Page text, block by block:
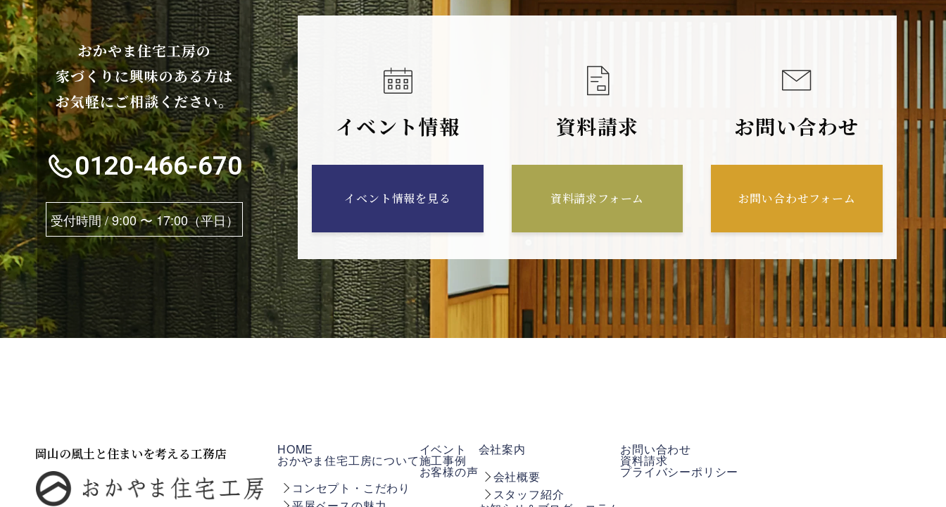
おかやま住宅工房の
家づくりに興味のある方は
お気軽にご相談ください。
0120-466-670
受付時間 / 9:00 〜 17:00（平日）
イベント情報
イベント情報を見る
資料請求
資料請求フォーム
お問い合わせ
お問い合わせフォーム
岡山の風土と住まいを考える工務店 HOME
おかやま住宅工房について
コンセプト・こだわり
イベント
施工事例
お客様の声
会社案内
会社概要
スタッフ紹介
お問い合わせ
資料請求
プライバシーポリシー